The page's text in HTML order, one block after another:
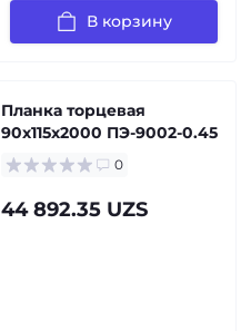
В корзину
Планка торцевая
90х115х2000 ПЭ-9002-0.45
0
44 892.35 UZS